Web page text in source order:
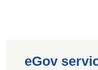
eGov